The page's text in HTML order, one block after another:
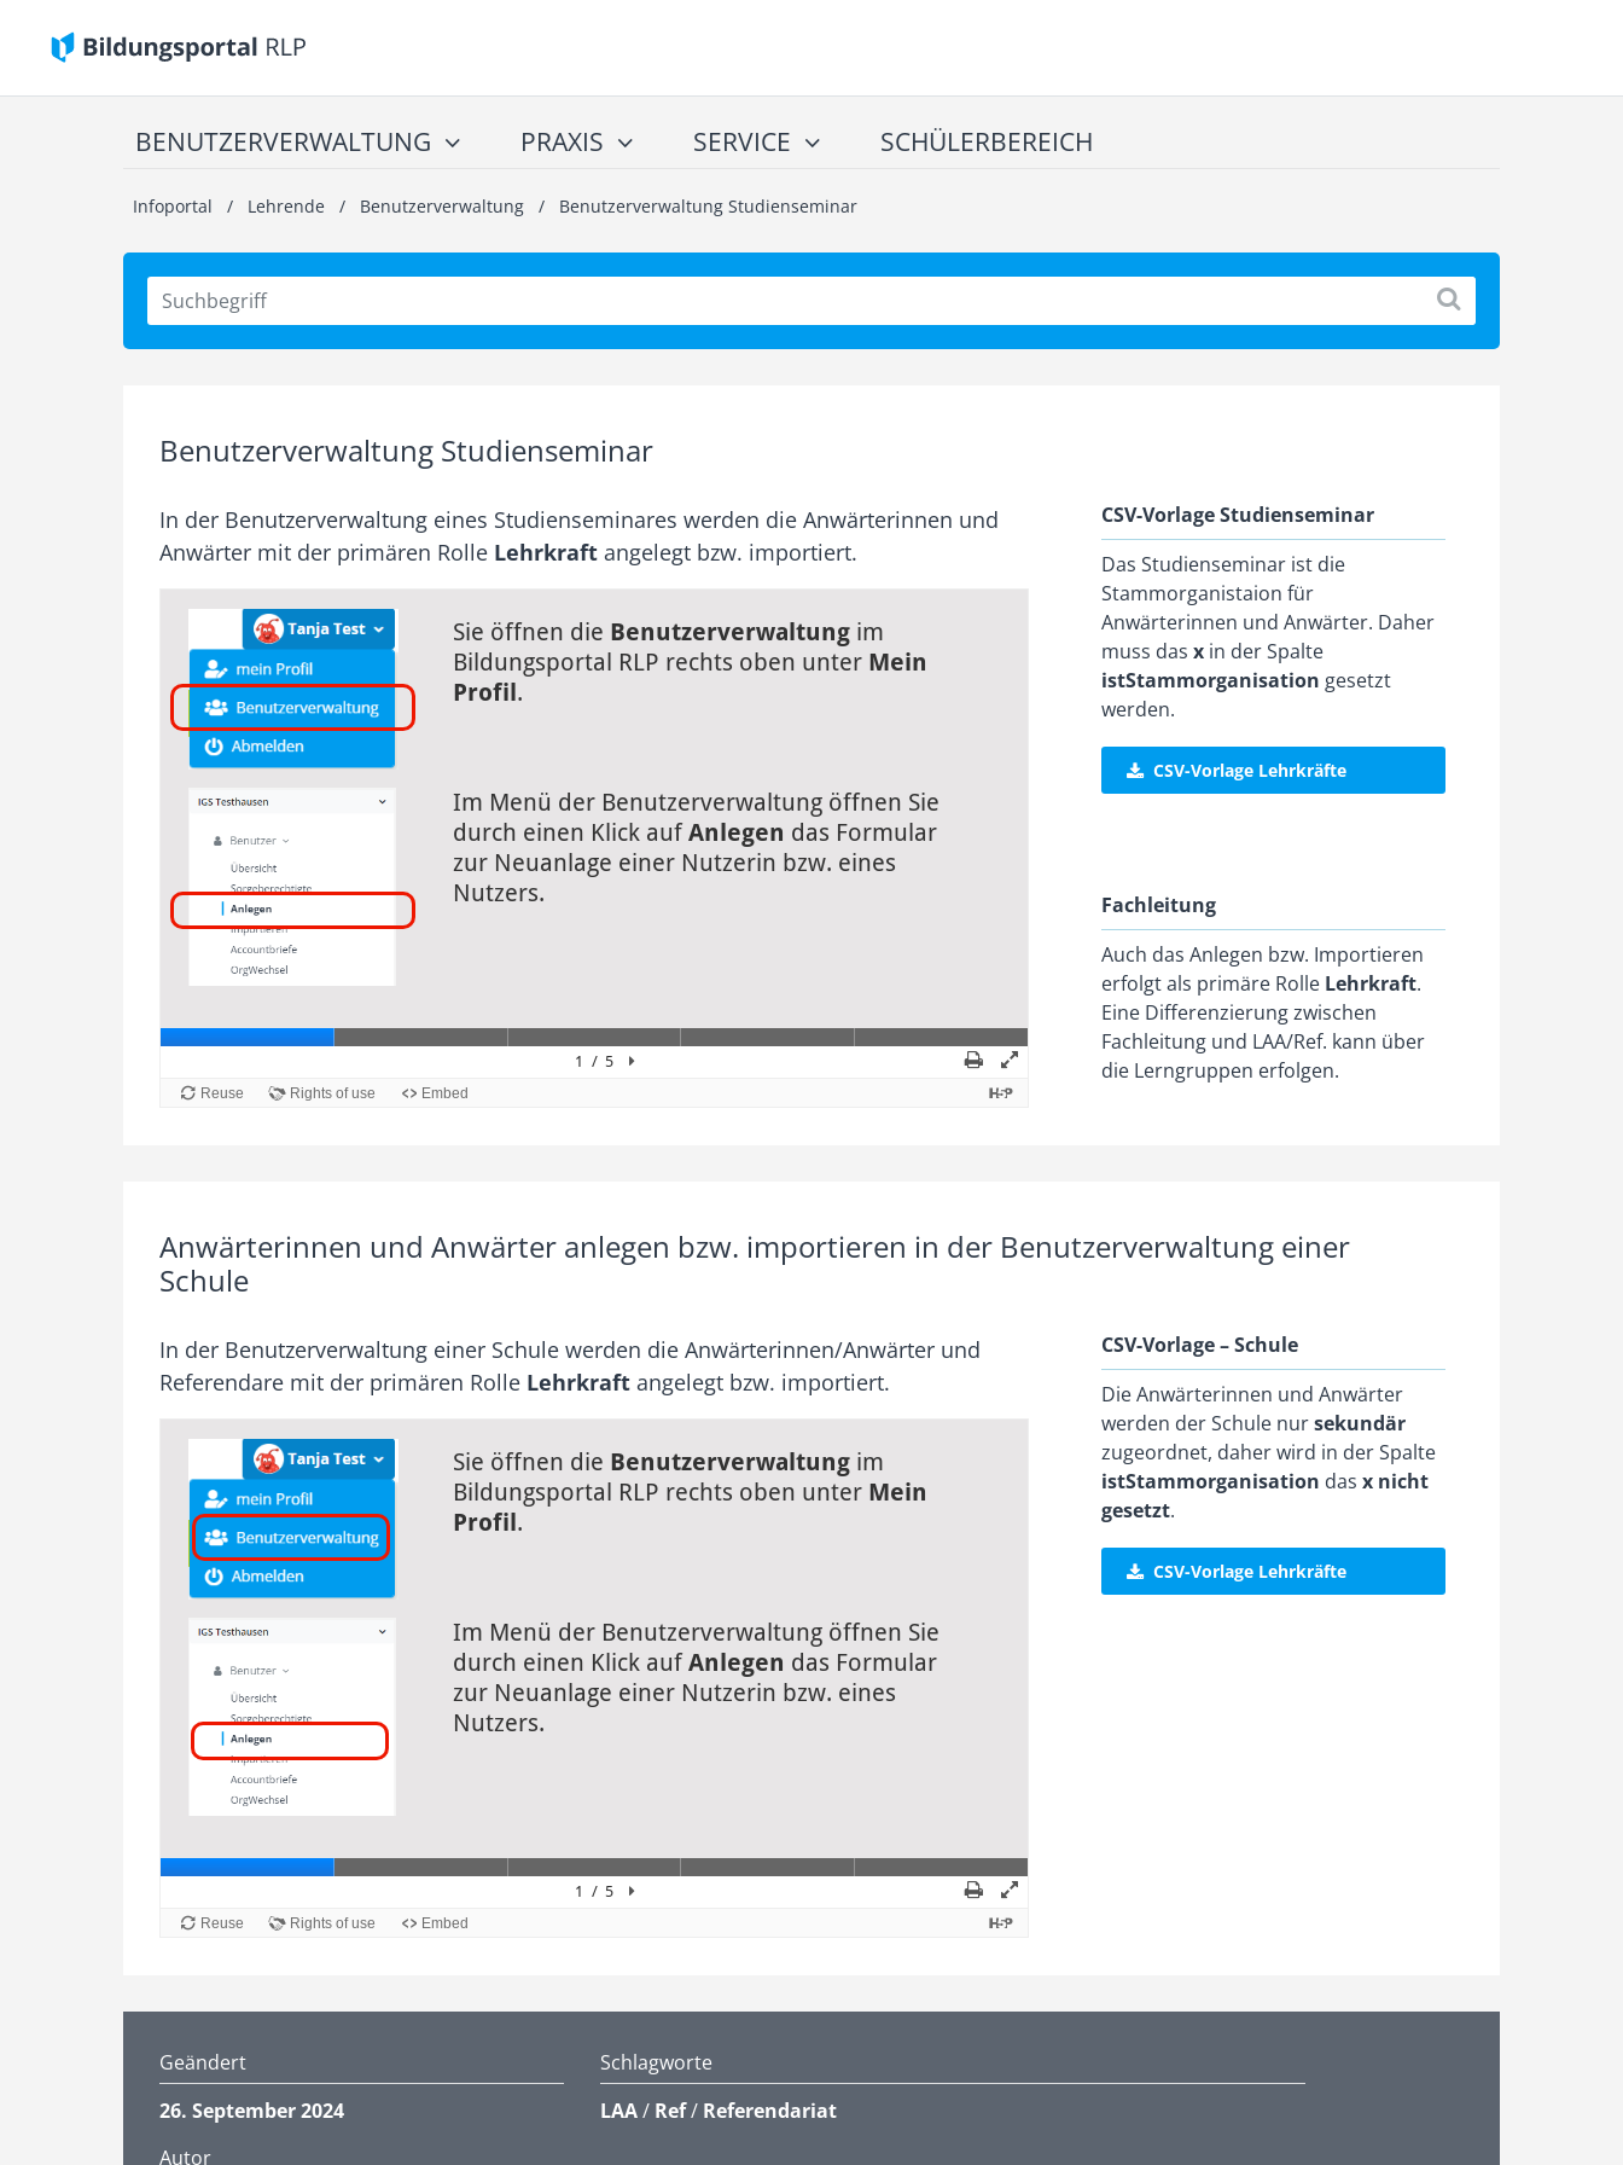
BENUTZERVERWALTUNG PRAXIS SERVICE SCHÜLERBEREICH
Infoportal / Lehrende / Benutzerverwaltung / Benutzerverwaltung Studienseminar
Benutzerverwaltung Studienseminar
In der Benutzerverwaltung eines Studienseminares werden die Anwärterinnen und
Anwärter mit der primären Rolle Lehrkraft angelegt bzw. importiert.
CSV-Vorlage Studienseminar
Das Studienseminar ist die
Stammorganistaion für
Anwärterinnen und Anwärter. Daher
muss das xin der Spalte
istStammorganisation gesetzt
werden.
CSV-Vorlage Lehrkräfte
Fachleitung
Auch das Anlegen bzw. Importieren
erfolgt als primäre Rolle Lehrkraft.
Eine Differenzierung zwischen
Fachleitung und LAA/Ref. kann über
die Lerngruppen erfolgen.
Anwärterinnen und Anwärter anlegen bzw. importieren in der Benutzerverwaltung einer
Schule
In der Benutzerverwaltung einer Schule werden die Anwärterinnen/Anwärter und
Referendare mit der primären Rolle Lehrkraft angelegt bzw. importiert.
CSV-Vorlage – Schule
Die Anwärterinnen und Anwärter
werden der Schule nursekundär
zugeordnet, daher wird in der Spalte
istStammorganisation das x nicht
gesetzt.
CSV-Vorlage Lehrkräfte
Geändert
26. September 2024
Autor
Schlagworte
LAA/ Ref/ Referendariat